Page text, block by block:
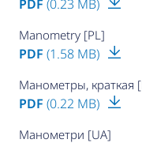
PDF (0.23 MB)
Manometry [PL]
PDF (1.58 MB)
Манометры, краткая
PDF (0.22 MB)
Манометри [UA]